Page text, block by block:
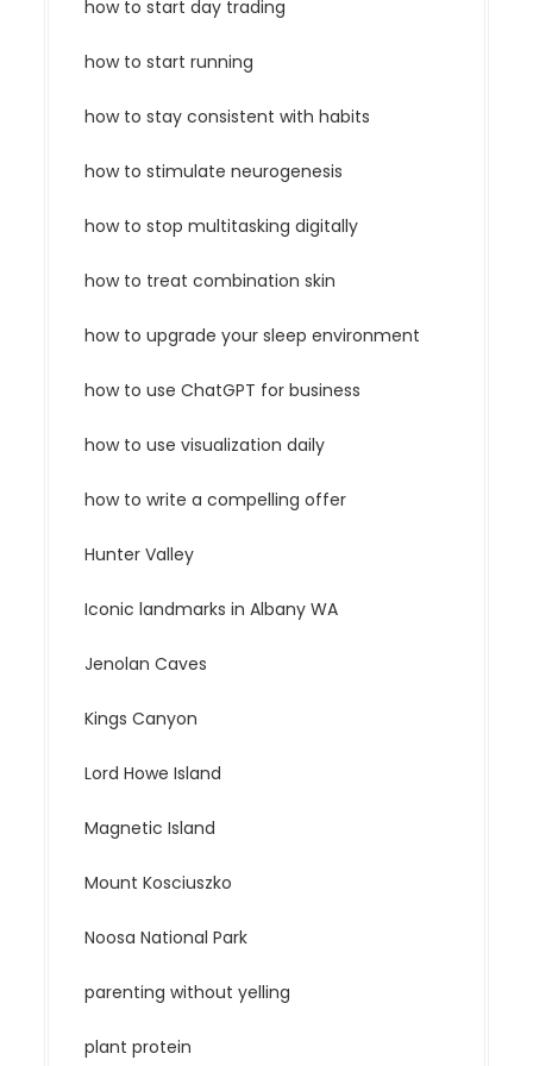
how to start day trading
how to start running
how to stay consistent with habits
how to stimulate neurogenesis
how to stop multitasking digitally
how to treat combination skin
how to upgrade your sleep environment
how to use ChatGPT for business
how to use visualization daily
how to write a compelling offer
Hunter Valley
Iconic landmarks in Albany WA
Jenolan Caves
Kings Canyon
Lord Howe Island
Magnetic Island
Mount Kosciuszko
Noosa National Park
parenting without yelling
plant protein